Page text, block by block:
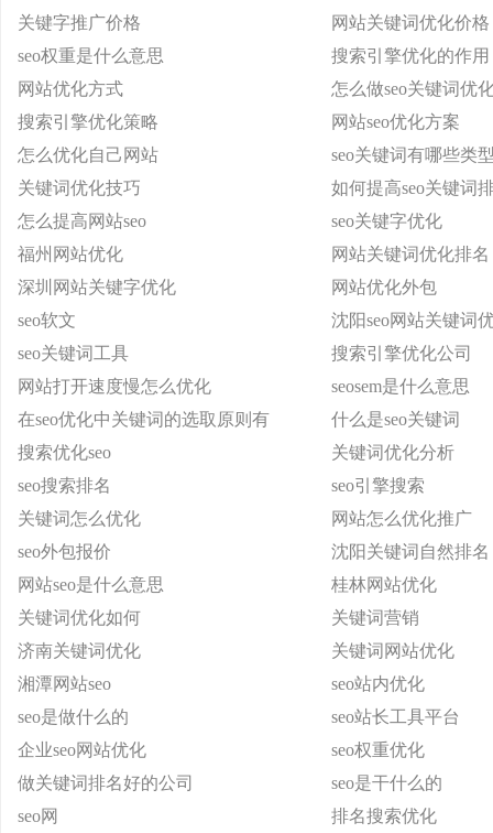
关键字推广价格
网站关键词优化价格
seo权重是什么意思
搜索引擎优化的作用
网站优化方式
怎么做seo关键词优
搜索引擎优化策略
网站seo优化方案
怎么优化自己网站
seo关键词有哪些类
关键词优化技巧
如何提高seo关键词
怎么提高网站seo
seo关键字优化
福州网站优化
网站关键词优化排名
深圳网站关键字优化
网站优化外包
seo软文
沈阳seo网站关键词
seo关键词工具
搜索引擎优化公司
网站打开速度慢怎么优化
seosem是什么意思
在seo优化中关键词的选取原则有
什么是seo关键词
搜索优化seo
关键词优化分析
seo搜索排名
seo引擎搜索
关键词怎么优化
网站怎么优化推广
seo外包报价
沈阳关键词自然排名
网站seo是什么意思
桂林网站优化
关键词优化如何
关键词营销
济南关键词优化
关键词网站优化
湘潭网站seo
seo站内优化
seo是做什么的
seo站长工具平台
企业seo网站优化
seo权重优化
做关键词排名好的公司
seo是干什么的
seo网
排名搜索优化